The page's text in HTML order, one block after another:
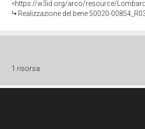
<https://w3id.org/arco/resource/
Realizzazione del bene 50020-
1 risorsa